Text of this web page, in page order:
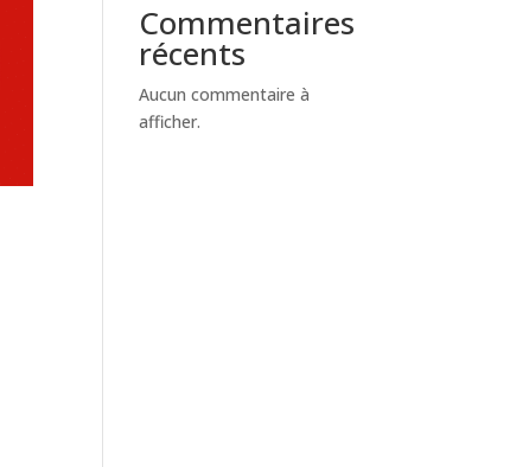
Commentaires
récents
Aucun commentaire à
afficher.